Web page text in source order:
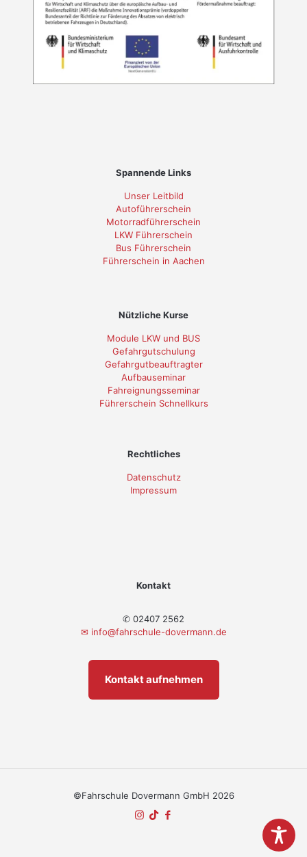
Spannende Links
Unser Leitbild
Autoführerschein
Motorradführerschein
LKW Führerschein
Bus Führerschein
Führerschein in Aachen
Nützliche Kurse
Module LKW und BUS
Gefahrgutschulung
Gefahrgutbeauftragter
Aufbauseminar
Fahreignungsseminar
Führerschein Schnellkurs
Rechtliches
Datenschutz
Impressum
Kontakt
✆ 02407 2562
✉ info@fahrschule-dovermann.de
Kontakt aufnehmen
©Fahrschule Dovermann GmbH 2026